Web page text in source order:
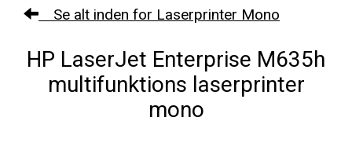
Se alt inden for Laserprinter Mono
HP LaserJet Enterprise M635h
multifunktions laserprinter
mono